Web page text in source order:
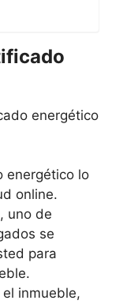
energético
energético lo
online.
uno de
se
para
inmueble,